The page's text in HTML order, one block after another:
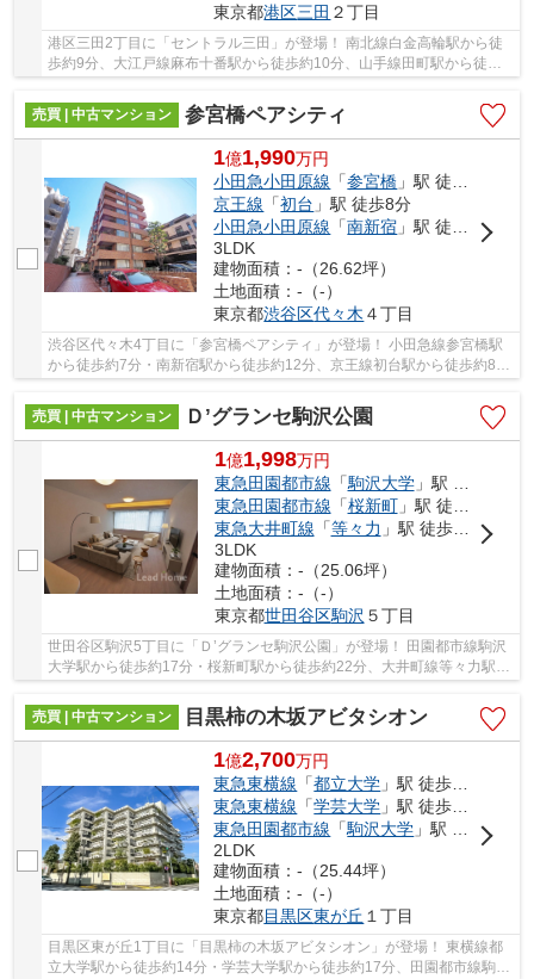
東京都港区三田 ２丁目
港区三田2丁目に「セントラル三田」が登場！ 南北線白金高輪駅から徒
歩約9分、大江戸線麻布十番駅から徒歩約10分、山手線田町駅から徒歩
約13分。 4路線3駅利用可能な大変便利な立地に...
売買 | 中古マンション
参宮橋ペアシティ
1億1,990万円
小田急小田原線 「参宮橋 」駅 徒歩7分
京王線 「初台 」駅 徒歩8分
小田急小田原線 「南新宿 」駅 徒歩12分
3LDK
建物面積：-（26.62坪）
土地面積：-（-）
東京都渋谷区代々木 ４丁目
渋谷区代々木4丁目に「参宮橋ペアシティ」が登場！ 小田急線参宮橋駅
から徒歩約7分・南新宿駅から徒歩約12分、京王線初台駅から徒歩約8
分。 2路線3駅利用可能な大変便利な立地に位置し...
売買 | 中古マンション
Ｄ’グランセ駒沢公園
1億1,998万円
東急田園都市線 「駒沢大学」駅 徒歩17分
東急田園都市線 「桜新町」駅 徒歩22分
東急大井町線 「等々力 」駅 徒歩25分
3LDK
建物面積：-（25.06坪）
土地面積：-（-）
東京都世田谷区駒沢 ５丁目
世田谷区駒沢5丁目に「Ｄ’グランセ駒沢公園」が登場！ 田園都市線駒沢
大学駅から徒歩約17分・桜新町駅から徒歩約22分、大井町線等々力駅か
ら徒歩約25分。 2路線3駅利用可能な大変便利...
売買 | 中古マンション
目黒柿の木坂アビタシオン
1億2,700万円
東急東横線 「都立大学 」駅 徒歩14分
東急東横線 「学芸大学 」駅 徒歩17分
東急田園都市線 「駒沢大学 」駅 徒歩18分
2LDK
建物面積：-（25.44坪）
土地面積：-（-）
東京都目黒区東が丘 １丁目
目黒区東が丘1丁目に「目黒柿の木坂アビタシオン」が登場！ 東横線都
立大学駅から徒歩約14分・学芸大学駅から徒歩約17分、田園都市線駒沢